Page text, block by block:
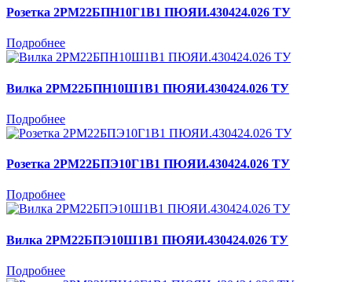
Розетка 2РМ22БПН10Г1В1 ПЮЯИ.430424.026 ТУ
Подробнее
Вилка 2РМ22БПН10Ш1В1 ПЮЯИ.430424.026 ТУ
Подробнее
Розетка 2РМ22БПЭ10Г1В1 ПЮЯИ.430424.026 ТУ
Подробнее
Вилка 2РМ22БПЭ10Ш1В1 ПЮЯИ.430424.026 ТУ
Подробнее